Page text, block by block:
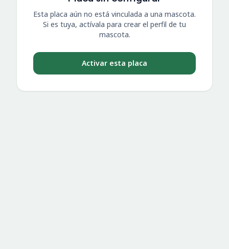
Esta placa aún no está vinculada a una mascota.
Si es tuya, actívala para crear el perfil de tu
mascota.
Activar esta placa